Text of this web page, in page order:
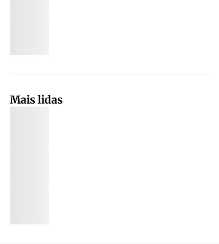
Mais lidas